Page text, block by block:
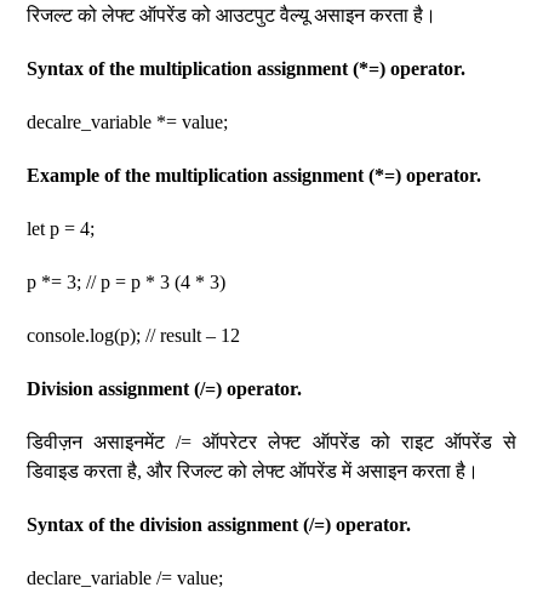
रिजल्ट को लेफ्ट ऑपरेंड को आउटपुट वैल्यू असाइन करता है।
Syntax of the multiplication assignment (*=) operator.
decalre_variable *= value;
Example of the multiplication assignment (*=) operator.
let p = 4;
p *= 3; // p = p * 3 (4 * 3)
console.log(p); // result – 12
Division assignment (/=) operator.
डिवीज़न असाइनमेंट /= ऑपरेटर लेफ्ट ऑपरेंड को राइट ऑपरेंड से
डिवाइड करता है, और रिजल्ट को लेफ्ट ऑपरेंड में असाइन करता है।
Syntax of the division assignment (/=) operator.
declare_variable /= value;